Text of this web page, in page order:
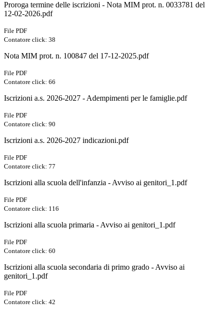
Proroga termine delle iscrizioni - Nota MIM prot. n. 0033781 del
12-02-2026.pdf
File PDF
Contatore click: 38
Nota MIM prot. n. 100847 del 17-12-2025.pdf
File PDF
Contatore click: 66
Iscrizioni a.s. 2026-2027 - Adempimenti per le famiglie.pdf
File PDF
Contatore click: 90
Iscrizioni a.s. 2026-2027 indicazioni.pdf
File PDF
Contatore click: 77
Iscrizioni alla scuola dell'infanzia - Avviso ai genitori_1.pdf
File PDF
Contatore click: 116
Iscrizioni alla scuola primaria - Avviso ai genitori_1.pdf
File PDF
Contatore click: 60
Iscrizioni alla scuola secondaria di primo grado - Avviso ai
genitori_1.pdf
File PDF
Contatore click: 42